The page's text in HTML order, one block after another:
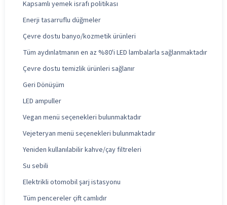
Kapsamlı yemek israfı politikası
Enerji tasarruflu düğmeler
Çevre dostu banyo/kozmetik ürünleri
Tüm aydınlatmanın en az %80'i LED lambalarla sağlanmaktadır
Çevre dostu temizlik ürünleri sağlanır
Geri Dönüşüm
LED ampuller
Vegan menü seçenekleri bulunmaktadır
Vejeteryan menü seçenekleri bulunmaktadır
Yeniden kullanılabilir kahve/çay filtreleri
Su sebili
Elektrikli otomobil şarj istasyonu
Tüm pencereler çift camlıdır